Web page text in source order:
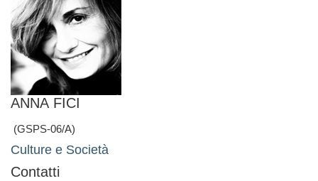
ANNA FICI
(GSPS-06/A)
Culture e Società
Contatti